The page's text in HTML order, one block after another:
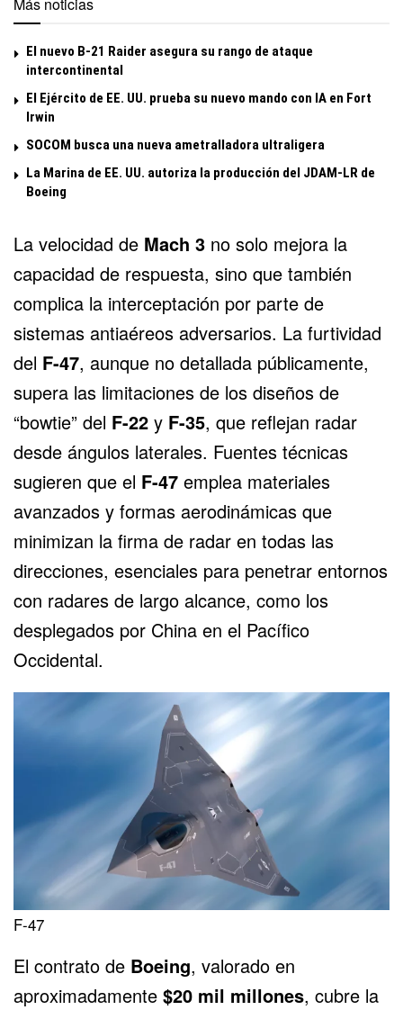
Más noticias
El nuevo B-21 Raider asegura su rango de ataque
intercontinental
El Ejército de EE. UU. prueba su nuevo mando con IA en Fort
Irwin
SOCOM busca una nueva ametralladora ultraligera
La Marina de EE. UU. autoriza la producción del JDAM-LR de
Boeing
La velocidad de Mach 3 no solo mejora la
capacidad de respuesta, sino que también
complica la interceptación por parte de
sistemas antiaéreos adversarios. La furtividad
del F-47, aunque no detallada públicamente,
supera las limitaciones de los diseños de
“bowtie” del F-22 y F-35, que reflejan radar
desde ángulos laterales. Fuentes técnicas
sugieren que el F-47 emplea materiales
avanzados y formas aerodinámicas que
minimizan la firma de radar en todas las
direcciones, esenciales para penetrar entornos
con radares de largo alcance, como los
desplegados por China en el Pacífico
Occidental.
F-47
El contrato de Boeing, valorado en
aproximadamente $20 mil millones, cubre la